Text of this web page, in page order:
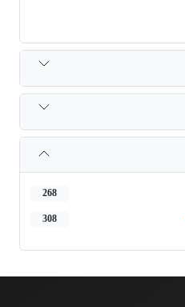
268
308